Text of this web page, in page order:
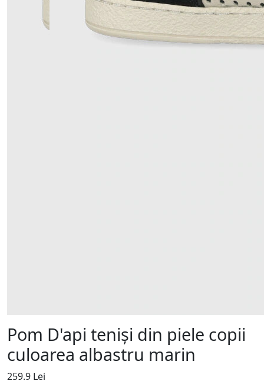
Pom D'api teniși din piele copii
culoarea albastru marin
259.9 Lei